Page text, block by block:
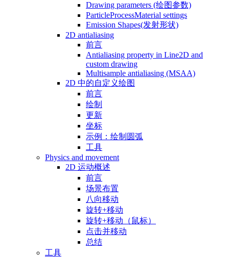
Drawing parameters (绘图参数)
ParticleProcessMaterial settings
Emission Shapes(发射形状)
2D antialiasing
前言
Antialiasing property in Line2D and
custom drawing
Multisample antialiasing (MSAA)
2D 中的自定义绘图
前言
绘制
更新
坐标
示例：绘制圆弧
工具
Physics and movement
2D 运动概述
前言
场景布置
八向移动
旋转+移动
旋转+移动（鼠标）
点击并移动
总结
工具